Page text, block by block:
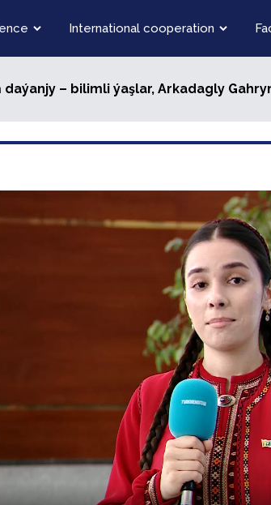
International cooperation
daýanjy – bilimli ýaşlar, Arkadagly